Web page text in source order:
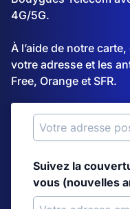
4G/5G.
À l’aide de notre
votre adresse et les
Free, Orange et SFR.
Suivez la
vous (nouvelles